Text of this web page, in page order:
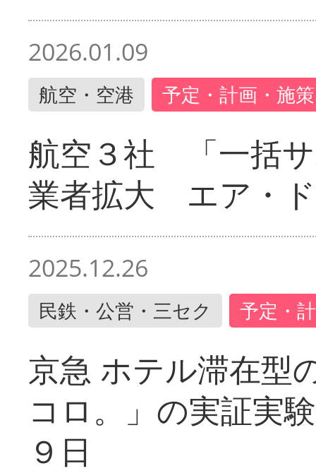
2026.01.09
航空・空港 予定・計画・施策
航空３社 「一括
業者拡大 エア・
2025.12.26
民鉄・公営・三セク 予定・
京急 ホテル滞在型
コロ。」の実証実
９日